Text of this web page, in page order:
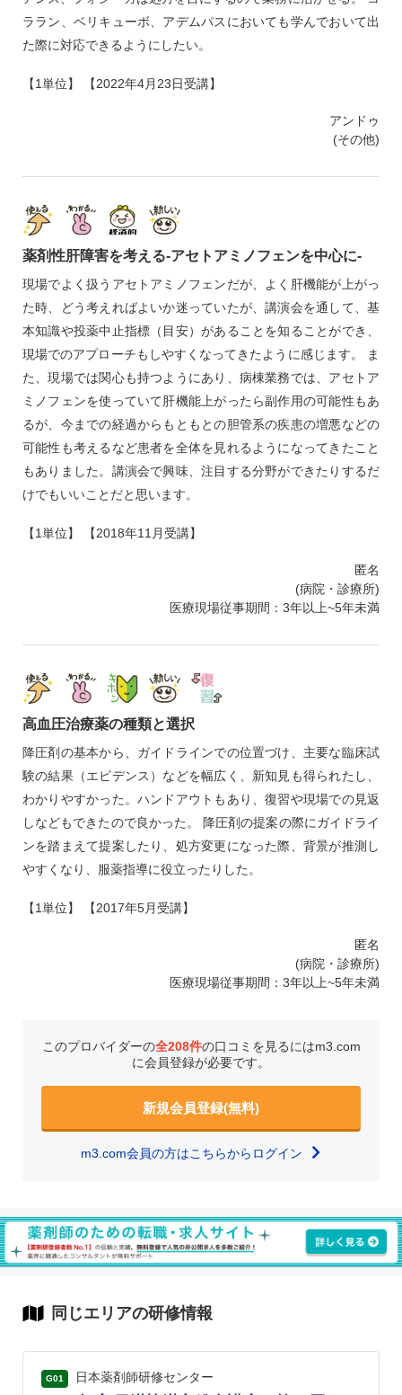
ララン、ベリキューボ、アデムパスにおいても学んでおいて出
た際に対応できるようにしたい。
【1単位】 【2022年4月23日受講】
アンドゥ
(その他)
薬剤性肝障害を考える‐アセトアミノフェンを中心に‐
現場でよく扱うアセトアミノフェンだが、よく肝機能が上がっ
た時、どう考えればよいか迷っていたが、講演会を通して、基
本知識や投薬中止指標（目安）があることを知ることができ、
現場でのアプローチもしやすくなってきたように感じます。 ま
た、現場では関心も持つようにあり、病棟業務では、アセトア
ミノフェンを使っていて肝機能上がったら副作用の可能性もあ
るが、今までの経過からもともとの胆管系の疾患の増悪などの
可能性も考えるなど患者を全体を見れるようになってきたこと
もありました。講演会で興味、注目する分野ができたりするだ
けでもいいことだと思います。
【1単位】 【2018年11月受講】
匿名
(病院・診療所)
医療現場従事期間：3年以上~5年未満
高血圧治療薬の種類と選択
降圧剤の基本から、ガイドラインでの位置づけ、主要な臨床試
験の結果（エビデンス）などを幅広く、新知見も得られたし、
わかりやすかった。ハンドアウトもあり、復習や現場での見返
しなどもできたので良かった。 降圧剤の提案の際にガイドライ
ンを踏まえて提案したり、処方変更になった際、背景が推測し
やすくなり、服薬指導に役立ったりした。
【1単位】 【2017年5月受講】
匿名
(病院・診療所)
医療現場従事期間：3年以上~5年未満
このプロバイダーの全208件の口コミを見るにはm3.com
に会員登録が必要です。
新規会員登録(無料)
m3.com会員の方はこちらからログイン
同じエリアの研修情報
G01 日本薬剤師研修センター